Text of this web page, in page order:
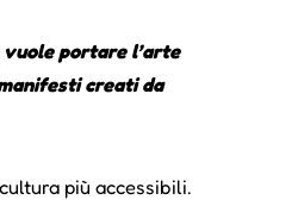
vuole portare l’arte
creati da
più accessibili.